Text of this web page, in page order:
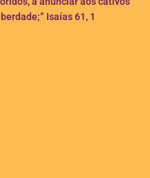
Isaías 61, 1